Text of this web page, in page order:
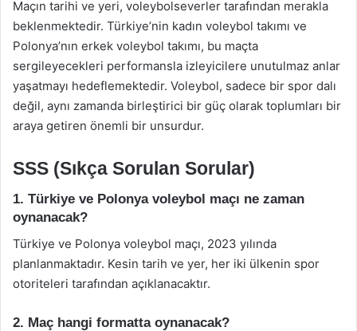
Maçın tarihi ve yeri, voleybolseverler tarafından merakla
beklenmektedir. Türkiye’nin kadın voleybol takımı ve
Polonya’nın erkek voleybol takımı, bu maçta
sergileyecekleri performansla izleyicilere unutulmaz anlar
yaşatmayı hedeflemektedir. Voleybol, sadece bir spor dalı
değil, aynı zamanda birleştirici bir güç olarak toplumları bir
araya getiren önemli bir unsurdur.
SSS (Sıkça Sorulan Sorular)
1. Türkiye ve Polonya voleybol maçı ne zaman
oynanacak?
Türkiye ve Polonya voleybol maçı, 2023 yılında
planlanmaktadır. Kesin tarih ve yer, her iki ülkenin spor
otoriteleri tarafından açıklanacaktır.
2. Maç hangi formatta oynanacak?